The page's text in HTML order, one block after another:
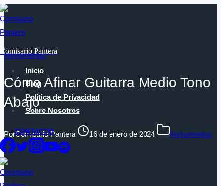
Saltar
al
contenido
Comisario Pantera
Inicio
Blog
Política de Privacidad
Sobre Nosotros
CONTACTO
Instrumentos
Cómo Afinar Guitarra Medio Tono
Abajo
PorComisario Pantera 16 de enero de 2024 Instrumentos